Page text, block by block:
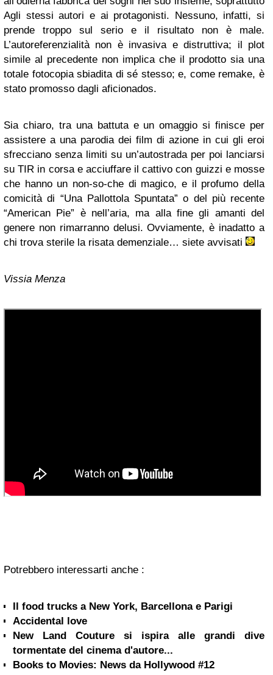
Agli stessi autori e ai protagonisti. Nessuno, infatti, si
prende troppo sul serio e il risultato non è male.
L’autoreferenzialità non è invasiva e distruttiva; il plot
simile al precedente non implica che il prodotto sia una
totale fotocopia sbiadita di sé stesso; e, come remake, è
stato promosso dagli aficionados.
Sia chiaro, tra una battuta e un omaggio si finisce per
assistere a una parodia dei film di azione in cui gli eroi
sfrecciano senza limiti su un’autostrada per poi lanciarsi
su TIR in corsa e acciuffare il cattivo con guizzi e mosse
che hanno un non-so-che di magico, e il profumo della
comicità di “Una Pallottola Spuntata” o del più recente
“American Pie” è nell’aria, ma alla fine gli amanti del
genere non rimarranno delusi. Ovviamente, è inadatto a
chi trova sterile la risata demenziale… siete avvisati
Vissia Menza
Potrebbero interessarti anche :
Il food trucks a New York, Barcellona e Parigi
Accidental love
New Land Couture si ispira alle grandi dive
tormentate del cinema d'autore...
Books to Movies: News da Hollywood #12